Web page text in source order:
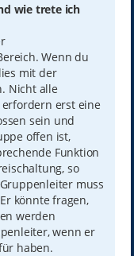
wie trete ich
Wenn du
mit der
Nicht alle
erst eine
sein und
offen ist,
Funktion
so
muss
könnte fragen,
werden
wenn er
haben.